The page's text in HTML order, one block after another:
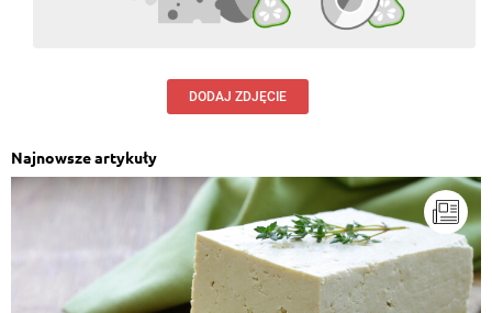
DODAJ ZDJĘCIE
Najnowsze artykuły